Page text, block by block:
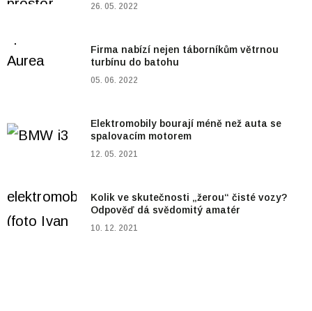
26. 05. 2022
Firma nabízí nejen táborníkům větrnou
turbínu do batohu
05. 06. 2022
Elektromobily bourají méně než auta se
spalovacím motorem
12. 05. 2021
Kolik ve skutečnosti „žerou“ čisté vozy?
Odpověď dá svědomitý amatér
10. 12. 2021